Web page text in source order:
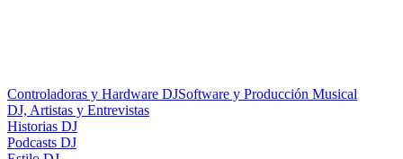
Controladoras y Hardware DJSoftware y Producción Musical
DJ, Artistas y Entrevistas
Historias DJ
Podcasts DJ